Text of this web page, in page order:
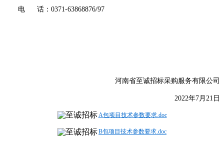
电 话： 0371-63868876/97
河南省至诚招标采购服务有限公司
2022年7月 21 日
A包项目技术参数要求.doc
B包项目技术参数要求.doc